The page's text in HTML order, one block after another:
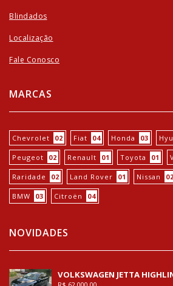
Blindados
Localização
Fale Conosco
MARCAS
Chevrolet 02 Fiat 04 Honda 03
Peugeot 02 Renault 01 Toyota 01
Raridade 02 Land Rover 01 Nissan 02
BMW 03 Citroën 04
NOVIDADES
VOLKSWAGEN JETTA